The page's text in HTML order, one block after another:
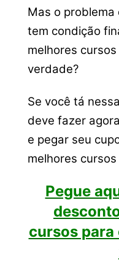
Mas o
tem condição
melhores
verdade?
Se você tá
deve fazer
e pegar seu
melhores
Pegue
cursos para